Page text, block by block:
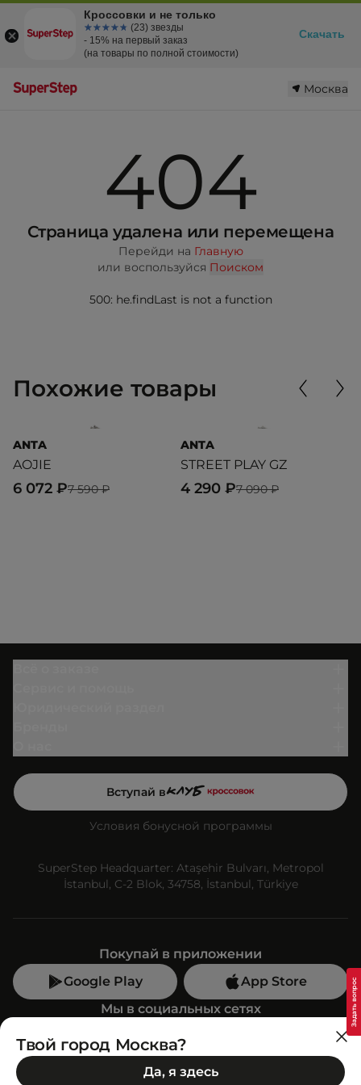
Москва
404
Страница удалена или перемещена
Перейди на Главную
или воспользуйся Поиском
500: he.findLast is not a function
Похожие товары
ANTA
AOJIE
7 590 ₽
6 072 ₽
ANTA
STREET PLAY GZ
7 090 ₽
4 290 ₽
Вступай в
Условия бонусной программы
SuperStep Headquarter: Ataşehir Bulvarı, Metropol
İstanbul, C-2 Blok, 34758, İstanbul, Türkiye
Покупай в приложении
Google Play
App Store
Мы в социальных сетях
Позвони нам
+7 (499) 350-55-33
Твой город Москва?
Да, я здесь
Кроссовки и не только
☆☆☆☆☆
★★★★★ (23) звезды
- 15% на первый заказ
(на товары по полной стоимости)
Скачать